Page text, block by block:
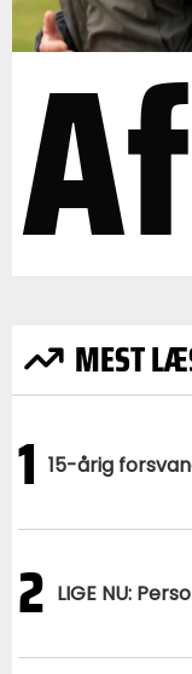
MEST
1 15-årig
2 LIGE NU: